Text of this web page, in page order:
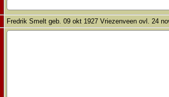
Fredrik Smelt geb. 09 okt 1927 Vriezenveen ovl. 24